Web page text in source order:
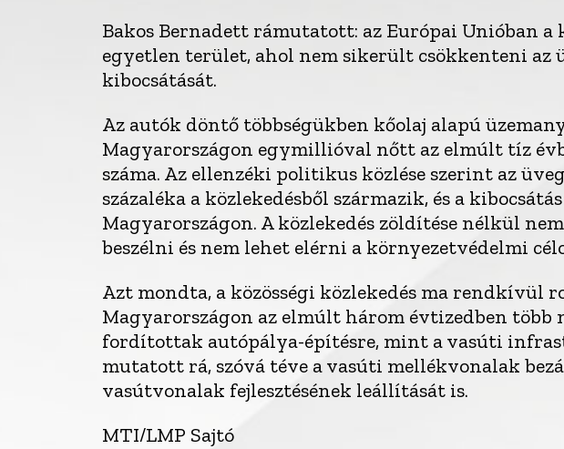
Bakos Bernadett rámutatott: az Európai Unióban a
egyetlen terület, ahol nem sikerült csökkenteni az
kibocsátását.
Az autók döntő többségükben kőolaj alapú
Magyarországon egymillióval nőtt az elmúlt tíz
száma. Az ellenzéki politikus közlése szerint az
százaléka a közlekedésből származik, és a
Magyarországon. A közlekedés zöldítése nélkül
beszélni és nem lehet elérni a környezetvédelmi
Azt mondta, a közösségi közlekedés ma rendkívül
Magyarországon az elmúlt három évtizedben
fordítottak autópálya-építésre, mint a vasúti
mutatott rá, szóvá téve a vasúti mellékvonalak
vasútvonalak fejlesztésének leállítását is.
MTI/LMP Sajtó